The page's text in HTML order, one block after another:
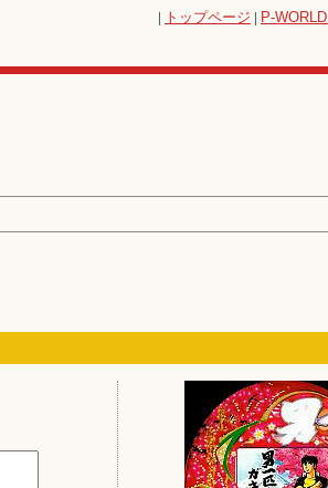
| トップページ | P-WORLD